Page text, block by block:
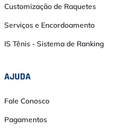
Customização de Raquetes
Serviços e Encordoamento
IS Tênis - Sistema de Ranking
AJUDA
Fale Conosco
Pagamentos